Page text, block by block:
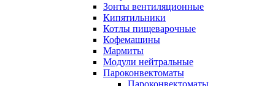
Зонты вентиляционные
Кипятильники
Котлы пищеварочные
Кофемашины
Мармиты
Модули нейтральные
Пароконвектоматы
Пароконвектоматы